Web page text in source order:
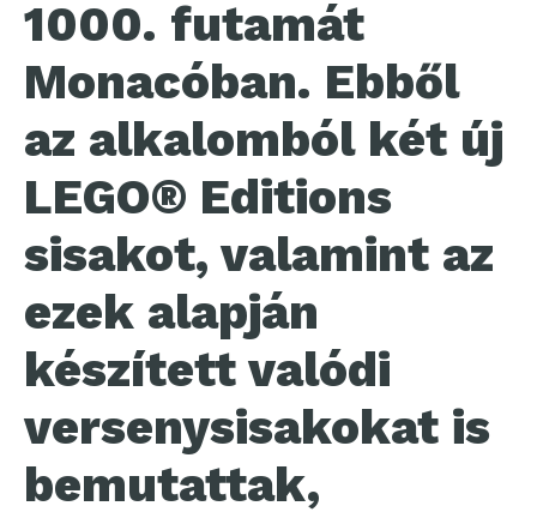
1000. futamát
Monacóban. Ebből
az alkalomból két új
LEGO® Editions
sisakot, valamint az
ezek alapján
készített valódi
versenysisakokat is
bemutattak,